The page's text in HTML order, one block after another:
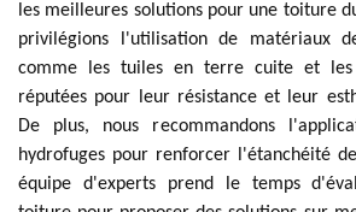
les meilleures solutions pour une toiture
privilégions l'utilisation de matériaux
comme les tuiles en terre cuite et les
réputées pour leur résistance et leur
De plus, nous recommandons
hydrofuges pour renforcer l'étanchéité
équipe d'experts prend le temps